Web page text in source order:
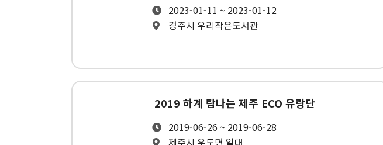
2023-01-11 ~ 2023-01-12
경주시 우리작은도서관
2019 하계 탐나는 제주 ECO 유랑단
2019-06-26 ~ 2019-06-28
제주시 우도면 일대